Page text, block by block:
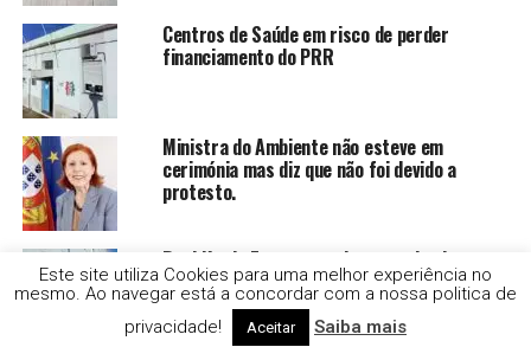
Centros de Saúde em risco de perder
financiamento do PRR
Ministra do Ambiente não esteve em
cerimónia mas diz que não foi devido a
protesto.
Residência Europa recebeu os primeiros
estudantes do IPBeja
Este site utiliza Cookies para uma melhor experiência no
mesmo. Ao navegar está a concordar com a nossa politica de
privacidade!
Aceitar Saiba mais